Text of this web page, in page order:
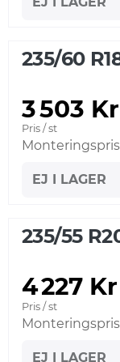
235/60
3 503 Kr
Pris / st
Monteringspris
EJ I LAGER
235/55
4 227 Kr
Pris / st
Monteringspris
EJ I LAGER